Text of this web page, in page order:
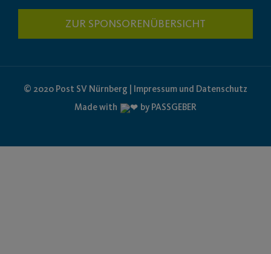
ZUR SPONSORENÜBERSICHT
© 2020 Post SV Nürnberg | Impressum und Datenschutz
Made with
by PASSGEBER